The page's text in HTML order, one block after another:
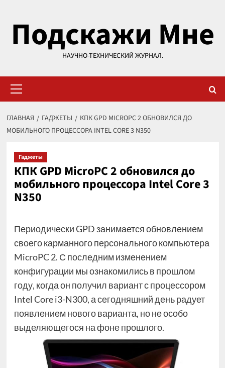
содержимому
Подскажи Мне
НАУЧНО-ТЕХНИЧЕСКИЙ ЖУРНАЛ.
меню
ГЛАВНАЯ ГАДЖЕТЫ
КПК GPD MICROPC 2 ОБНОВИЛСЯ ДО
МОБИЛЬНОГО ПРОЦЕССОРА INTEL CORE 3 N350
Гаджеты
КПК GPD MicroPC 2 обновился до
мобильного процессора Intel Core 3
N350
Периодически GPD занимается обновлением
своего карманного персонального компьютера
MicroPC 2. С последним изменением
конфигурации мы ознакомились в прошлом
году, когда он получил вариант с процессором
Intel Core i3-N300, а сегодняшний день радует
появлением нового варианта, но не особо
выделяющегося на фоне прошлого.